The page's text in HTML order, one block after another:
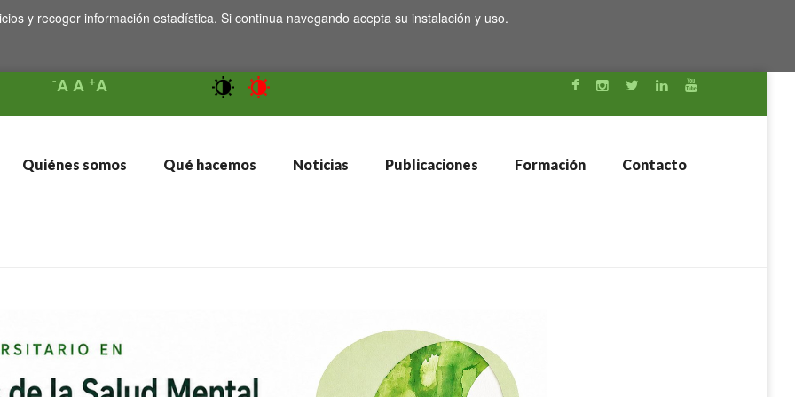
y recoger información estadística. Si continua navegando acepta su instalación y uso.
-AA +A
Quiénes somos Qué hacemos Noticias Publicaciones Formación Contacto